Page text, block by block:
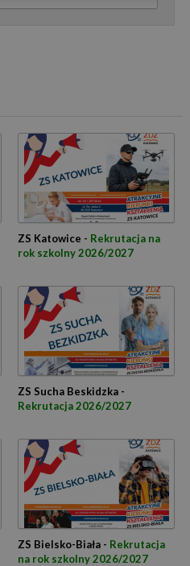
ZS Katowice - Rekrutacja na
rok szkolny 2026/2027
ZS Sucha Beskidzka -
Rekrutacja 2026/2027
ZS Bielsko-Biała - Rekrutacja
na rok szkolny 2026/2027